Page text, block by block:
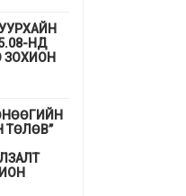
НД
ЗОХИОН
ТӨЛӨВ”